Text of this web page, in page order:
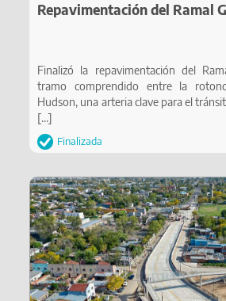
Repavimentación del Ramal
Finalizó la repavimentación del
tramo comprendido entre la
Hudson, una arteria clave para el
[…]
Finalizada